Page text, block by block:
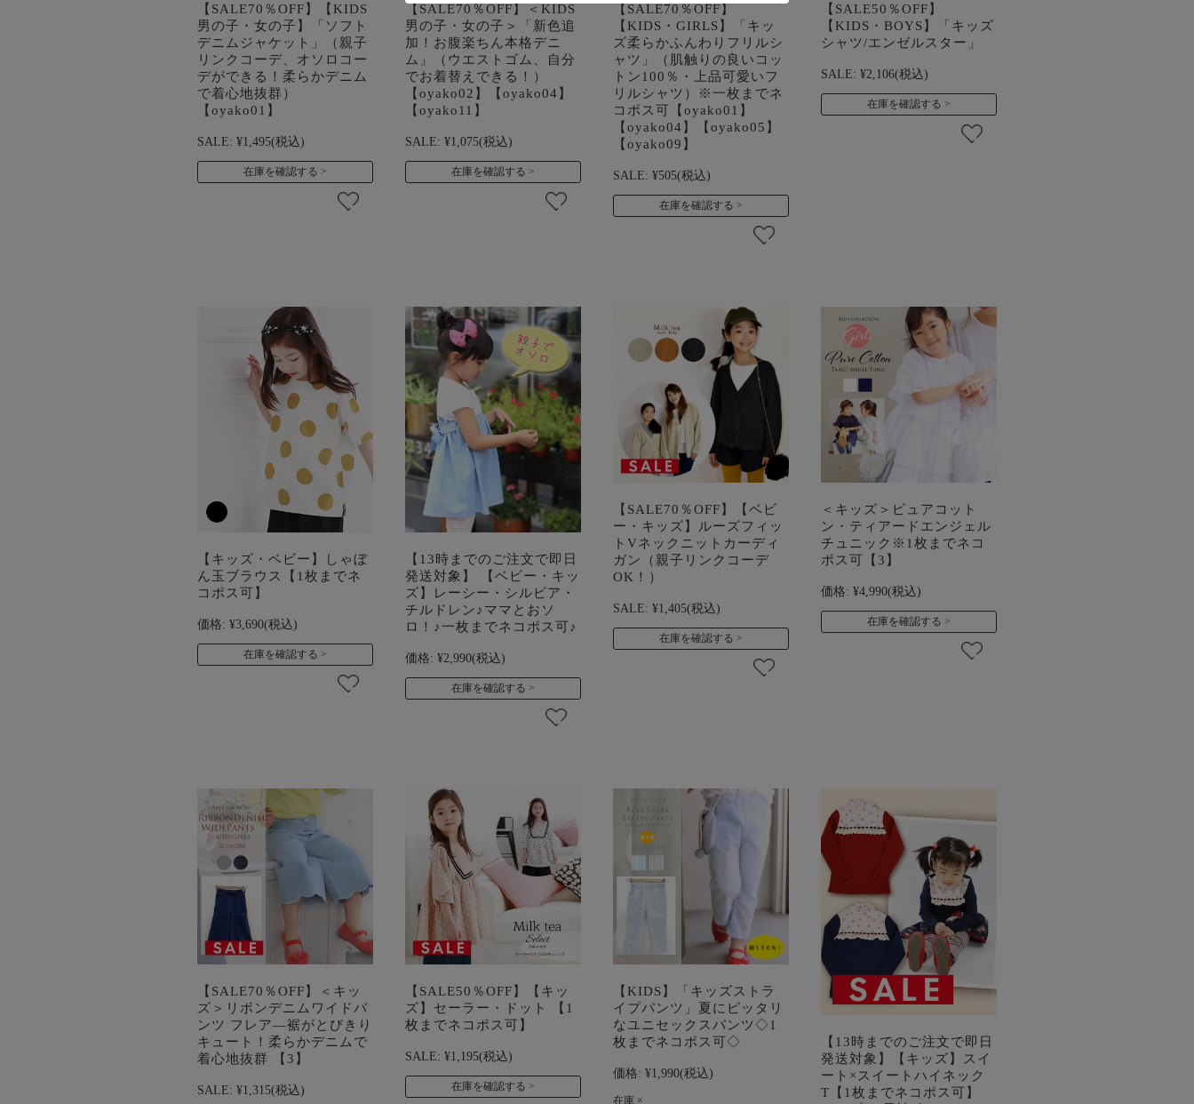
【SALE70％OFF】【KIDS
男の子・女の子】「ソフト
デニムジャケット」（親子
リンクコーデ、オソロコー
デができる！柔らかデニム
で着心地抜群）
【oyako01】
SALE: ¥1,495(税込)
在庫を確認する
【SALE70％OFF】＜KIDS
男の子・女の子＞「新色追
加！お腹楽ちん本格デニ
ム」（ウエストゴム、自分
でお着替えできる！）
【oyako02】【oyako04】
【oyako11】
SALE: ¥1,075(税込)
在庫を確認する
【SALE70％OFF】
【KIDS・GIRLS】「キッ
ズ柔らかふんわりフリルシ
ャツ」（肌触りの良いコッ
トン100％・上品可愛いフ
リルシャツ）※一枚までネ
コポス可【oyako01】
【oyako04】【oyako05】
【oyako09】
SALE: ¥505(税込)
在庫を確認する
【SALE50％OFF】
【KIDS・BOYS】「キッズ
シャツ/エンゼルスター」
SALE: ¥2,106(税込)
在庫を確認する
【キッズ・ベビー】しゃぼ
ん玉ブラウス【1枚までネ
コポス可】
価格: ¥3,690(税込)
在庫を確認する
【13時までのご注文で即日
発送対象】 【ベビー・キッ
ズ】レーシー・シルビア・
チルドレン♪ママとおソ
ロ！♪一枚までネコポス可♪
価格: ¥2,990(税込)
在庫を確認する
【SALE70％OFF】【ベビ
ー・キッズ】ルーズフィッ
トVネックニットカーディ
ガン（親子リンクコーデ
OK！）
SALE: ¥1,405(税込)
在庫を確認する
＜キッズ＞ピュアコット
ン・ティアードエンジェル
チュニック※1枚までネコ
ポス可【3】
価格: ¥4,990(税込)
在庫を確認する
【SALE70％OFF】＜キッ
ズ＞リボンデニムワイドパ
ンツ フレア―裾がとびきり
キュート！柔らかデニムで
着心地抜群 【3】
SALE: ¥1,315(税込)
【SALE50％OFF】【キッ
ズ】セーラー・ドット 【1
枚までネコポス可】
SALE: ¥1,195(税込)
在庫を確認する
【KIDS】「キッズストラ
イプパンツ」夏にピッタリ
なユニセックスパンツ◇1
枚までネコポス可◇
価格: ¥1,990(税込)
在庫 ×
【13時までのご注文で即日
発送対象】【キッズ】スイ
ート×スイートハイネック
T【1枚までネコポス可】